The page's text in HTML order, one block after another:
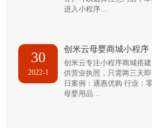
进入小程序…
30
2022-1
创米云母婴商城小程序
创米云专注小程序商城搭
供营业执照，只需两三天
日案例：通惠优购 行业：
母婴用品…